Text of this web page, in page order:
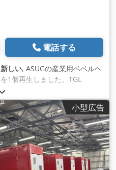
電話する
新しい, ASUGの産業用ベベルヘ
1個再生しました。TGL
を除き、すべての部品が更新
グ：800 mm (片側のみ使用
ア比： i= 1:80 Dedegwlrdjpfx
充填170 kg 速度：n1= 1400
キロ シャフト径d1：65mm シ
さh1：500mm 全高
!!ギアボックスにはオイ
小型広告